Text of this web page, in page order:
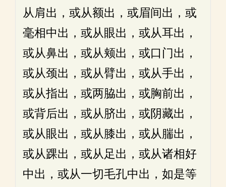
从肩出，或从额出，或眉间出，或
毫相中出，或从眼出，或从耳出，
或从鼻出，或从颊出，或口门出，
或从颈出，或从臂出，或从手出，
或从指出，或两脇出，或胸前出，
或背后出，或从脐出，或阴藏出，
或从眼出，或从膝出，或从腨出，
或从踝出，或从足出，或从诸相好
中出，或从一切毛孔中出，如是等